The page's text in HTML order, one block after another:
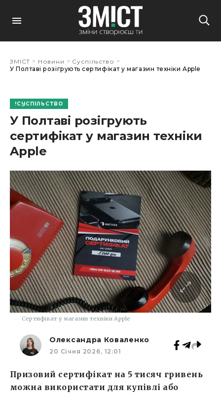
ЗМІСТ > Новини > Суспільство >
У Полтаві розігрують сертифікат у магазин техніки Apple
СУСПІЛЬСТВО
У Полтаві розігрують
сертифікат у магазин техніки
Apple
Сертифікат у магазин техніки Apple
Олександра Коваленко
20 Січня 2026, 12:01
Призовий сертифікат на 5 тисяч гривень
можна використати для купівлі або